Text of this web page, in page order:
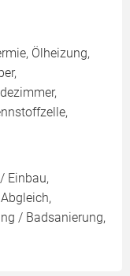
Ölheizung,
Einbau,
/ Badsanierung,